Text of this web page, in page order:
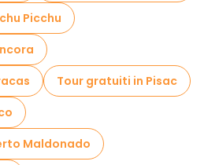
Lima Main Square
Cathedral of Lima
Iglesia de La Merced
Picchu
Tour gratuiti in Pisac
Maldonado